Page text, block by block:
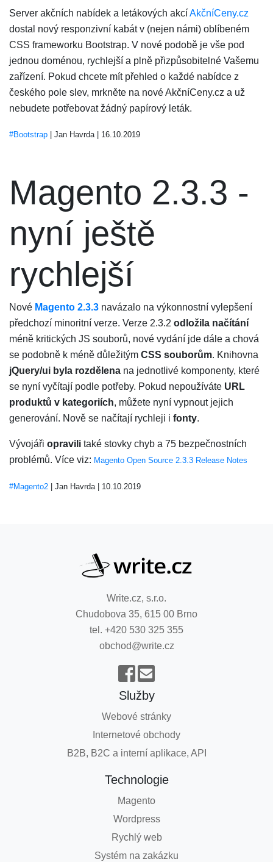
Server akčních nabídek a letákových akcíAkčníCeny.cz
dostal nový responzivní kabát v (nejen námi) oblíbeném
CSS frameworku Bootstrap. V nové podobě je vše pod
jednou doménou, rychlejší a plně přizpůsobitelné Vašemu
zařízení. Pokud chcete mít přehled o každé nabídce z
českého pole slev, mrkněte na nové AkčníCeny.cz a už
nebudete potřebovat žádný papírový leták.
#Bootstrap Jan Havrda| 16.10.2019
Magento 2.3.3 -
nyní ještě
rychlejší
Nové Magento 2.3.3 navázalo na výkonnostní vylepšení
předchozí minoritní verze. Verze 2.3.2 odložila načítání
méně kritických JS souborů, nové vydání jde dále a chová
se podobně k méně důležitým CSS souborům. Knihovna
jQuery/ui byla rozdělena na jednotlivé komponenty, které
se nyní vyčítají podle potřeby. Pokud nepoužíváte URL
produktů v kategoriích, můžete nyní vypnout jejich
generování. Nově se načítají rychleji i fonty.
Vývojáři opravili také stovky chyb a 75 bezpečnostních
problémů. Více viz: Magento Open Source 2.3.3 Release Notes
#Magento2 Jan Havrda| 10.10.2019
Write.cz, s.r.o.
Chudobova 35, 615 00 Brno
tel. +420 530 325 355
obchod@write.cz
Služby
Webové stránky
Internetové obchody
B2B, B2C a interní aplikace, API
Technologie
Magento
Wordpress
Rychlý web
Systém na zakázku